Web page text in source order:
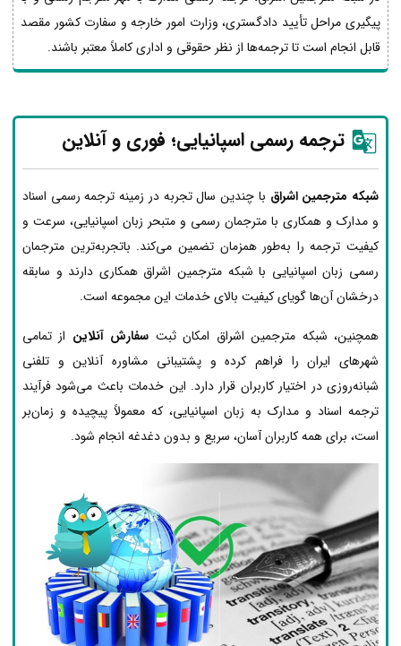
پیگیری مراحل تأیید دادگستری، وزارت امور خارجه و سفارت کشور مقصد
قابل انجام است تا ترجمه‌ها از نظر حقوقی و اداری کاملاً معتبر باشند.
ترجمه رسمی اسپانیایی؛ فوری و آنلاین
شبکه مترجمین اشراق با چندین سال تجربه در زمینه ترجمه رسمی اسناد
و مدارک و همکاری با مترجمان رسمی و متبحر زبان اسپانیایی، سرعت و
کیفیت ترجمه را به‌طور همزمان تضمین می‌کند. باتجربه‌ترین مترجمان
رسمی زبان اسپانیایی با شبکه مترجمین اشراق همکاری دارند و سابقه
درخشان آن‌ها گویای کیفیت بالای خدمات این مجموعه است.
همچنین، شبکه مترجمین اشراق امکان ثبت سفارش آنلاین از تمامی
شهرهای ایران را فراهم کرده و پشتیبانی مشاوره آنلاین و تلفنی
شبانه‌روزی در اختیار کاربران قرار دارد. این خدمات باعث می‌شود فرآیند
ترجمه اسناد و مدارک به زبان اسپانیایی، که معمولاً پیچیده و زمان‌بر
است، برای همه کاربران آسان، سریع و بدون دغدغه انجام شود.